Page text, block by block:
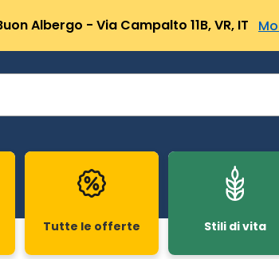
Albergo - Via Campalto 11B, VR, IT
Tutte le offerte Stili di vita